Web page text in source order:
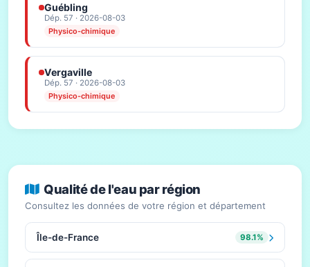
Guébling
Dép. 57 · 2026-08-03
Physico-chimique
Vergaville
Dép. 57 · 2026-08-03
Physico-chimique
Qualité de l'eau par région
Consultez les données de votre région et département
Île-de-France 98.1%